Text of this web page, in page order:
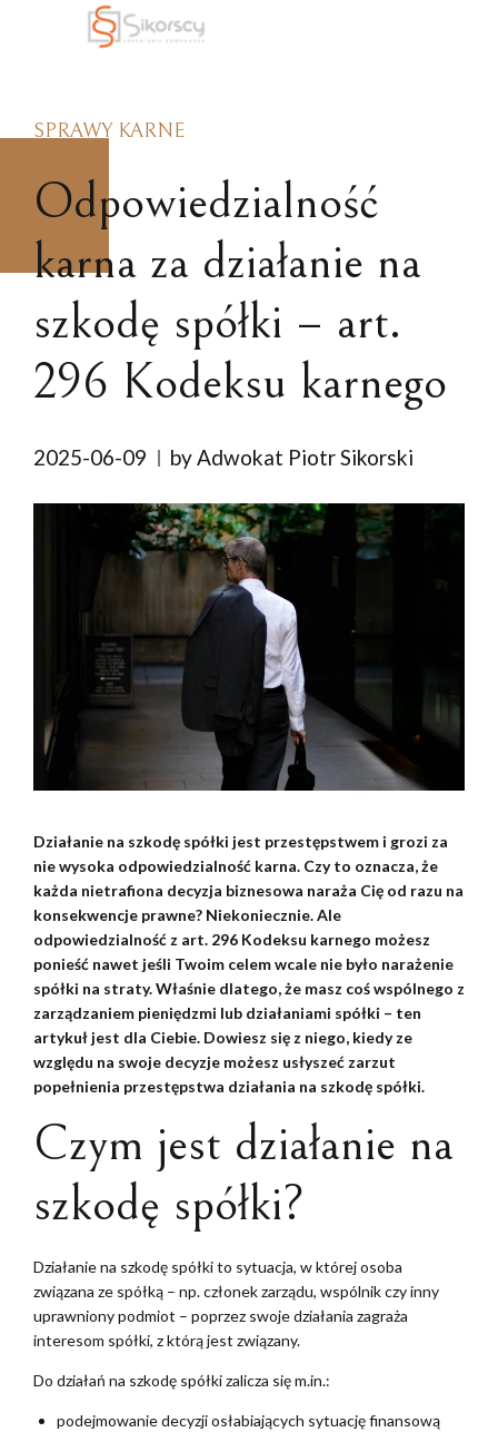
SPRAWY KARNE
Odpowiedzialność
karna za działanie na
szkodę spółki – art.
296 Kodeksu karnego
2025-06-09 by Adwokat Piotr Sikorski
Działanie na szkodę spółki jest przestępstwem i grozi za
nie wysoka odpowiedzialność karna. Czy to oznacza, że
każda nietrafiona decyzja biznesowa naraża Cię od razu na
konsekwencje prawne? Niekoniecznie. Ale
odpowiedzialność z art. 296 Kodeksu karnego możesz
ponieść nawet jeśli Twoim celem wcale nie było narażenie
spółki na straty. Właśnie dlatego, że masz coś wspólnego z
zarządzaniem pieniędzmi lub działaniami spółki – ten
artykuł jest dla Ciebie. Dowiesz się z niego, kiedy ze
względu na swoje decyzje możesz usłyszeć zarzut
popełnienia przestępstwa działania na szkodę spółki.
Czym jest działanie na
szkodę spółki?
Działanie na szkodę spółki to sytuacja, w której osoba
związana ze spółką – np. członek zarządu, wspólnik czy inny
uprawniony podmiot – poprzez swoje działania zagraża
interesom spółki, z którą jest związany.
Do działań na szkodę spółki zalicza się m.in.:
podejmowanie decyzji osłabiających sytuację finansową